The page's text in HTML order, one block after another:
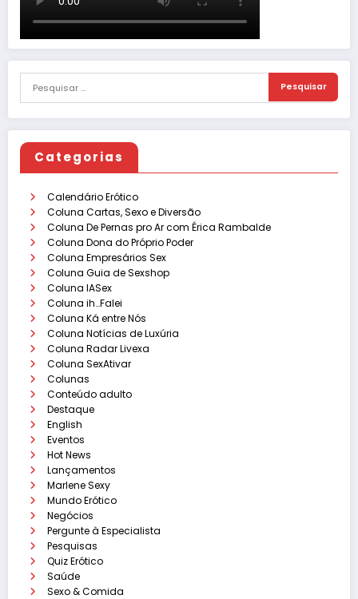
Categorias
Calendário Erótico
Coluna Cartas, Sexo e Diversão
Coluna De Pernas pro Ar com Érica Rambalde
Coluna Dona do Próprio Poder
Coluna Empresários Sex
Coluna Guia de Sexshop
Coluna IASex
Coluna ih…Falei
Coluna Ká entre Nós
Coluna Notícias de Luxúria
Coluna Radar Livexa
Coluna SexAtivar
Colunas
Conteúdo adulto
Destaque
English
Eventos
Hot News
Lançamentos
Marlene Sexy
Mundo Erótico
Negócios
Pergunte à Especialista
Pesquisas
Quiz Erótico
Saúde
Sexo & Comida